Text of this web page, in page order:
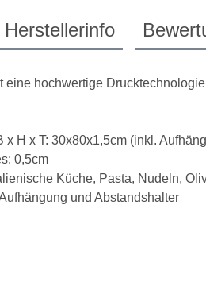
Herstellerinfo
eine hochwertige
x H x T: 30x80x1,5cm (inkl.
0,5cm
Küche, Pasta, Nudeln,
und Abstandshalter